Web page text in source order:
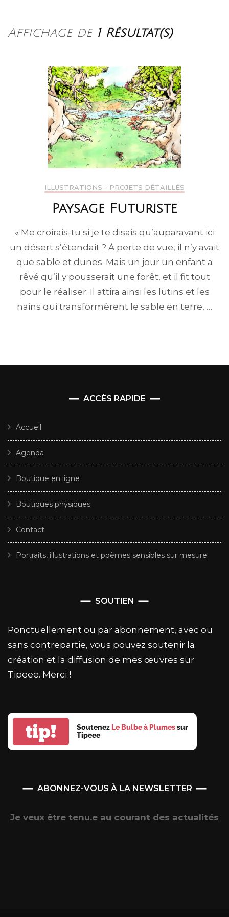
Affichage de 1 Résultat(s)
ILLUSTRATIONS - PROJETS DÉTAILLÉS
Paysage Futuriste
« Me croirais-tu si je te disais qu’auparavant ici
un désert s’étendait ? À perte de vue, il n’y avait
que sable et dunes. Mais un jour un enfant a
rêvé qu’il y pousserait une forêt, et il fit tout
pour le réaliser. Il attira ainsi les lutins et les
nains qui transformèrent le sable en terre, …
ACCÈS RAPIDE
Accueil
Agenda
Boutique en ligne
Boutiques physiques
Contact
Portraits, illustrations et poèmes sensibles sur mesure
SOUTIEN
Ponctuellement ou par abonnement, avec ou
sans contrepartie, vous pouvez soutenir la
création et la diffusion de mes œuvres sur
Tipeee. Merci !
tip! Soutenez Le Bulbe à Plumessur
Tipeee
ABONNEZ-VOUS À LA NEWSLETTER
Je veux être tenu.e au courant des actualités